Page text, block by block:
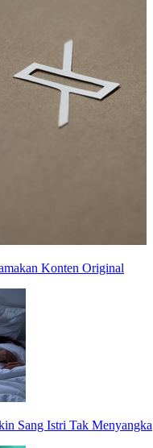
Konten Original
Sang Istri Tak Menyangka